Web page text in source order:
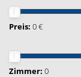
Preis: 0 €
Zimmer: 0